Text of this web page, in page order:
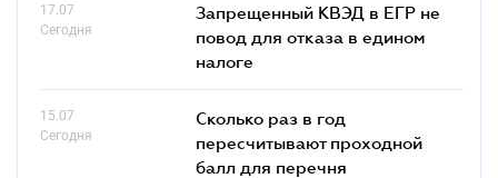
17.07
Сегодня
Запрещенный КВЭД в ЕГР не
повод для отказа в едином
налоге
15.07
Сегодня
Сколько раз в год
пересчитывают проходной
балл для перечня